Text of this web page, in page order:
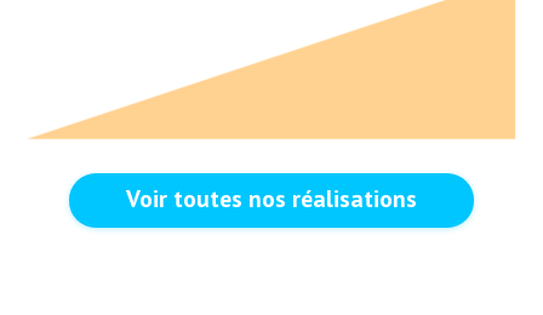
Voir toutes nos réalisations